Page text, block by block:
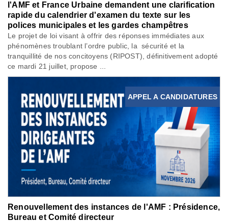
l'AMF et France Urbaine demandent une clarification
rapide du calendrier d'examen du texte sur les
polices municipales et les gardes champêtres
Le projet de loi visant à offrir des réponses immédiates aux
phénomènes troublant l’ordre public, la sécurité et la
tranquillité de nos concitoyens (RIPOST), définitivement adopté
ce mardi 21 juillet, propose ...
APPEL A CANDIDATURES
Renouvellement des instances de l'AMF : Présidence,
Bureau et Comité directeur